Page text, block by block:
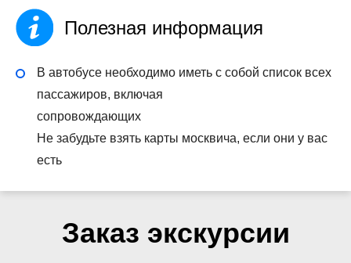
Полезная информация
В автобусе необходимо иметь с собой список всех
пассажиров, включая
сопровождающих
Не забудьте взять карты москвича, если они у вас
есть
Заказ экскурсии